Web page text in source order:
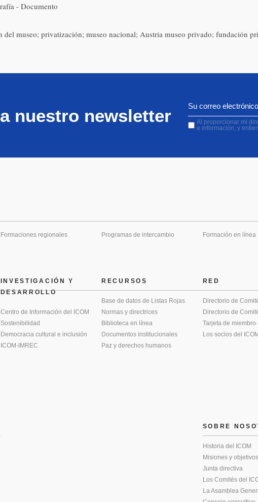
- Documento
del museo; privatización; museo nacional; Austria museo privado; fundación
nuestro newsletter
Al proporcionar mi
e información, y
Formaciones regionales Programas de intercambio Formación en línea
INVESTIGACIÓN Y
DESARROLLO
Centro de Información del ICOM
Sostenibilidad
Democracia cultural e inclusión
ICOM-IMREC
RECURSOS
Base de datos de Listas Rojas
Normas y directrices
Biblioteca en línea
Documentos institucionales
Paz y derechos humanos
RED
Directorio de
Directorio de
Tarjeta de miembro
Los socios del ICOM
SOBRE
Historia del ICOM
Misiones y objetivos
Junta directiva
Los Comités del
La Asamblea